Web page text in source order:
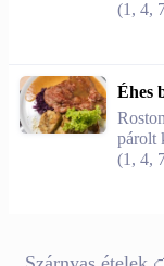
(1, 4,
Éhes
párolt
(1, 4,